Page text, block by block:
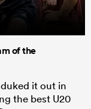
of the
it out in
the best U20